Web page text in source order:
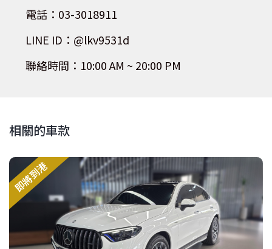
電話：03-3018911
LINE ID：@lkv9531d
聯絡時間：10:00 AM ~ 20:00 PM
相關的車款
即將到港